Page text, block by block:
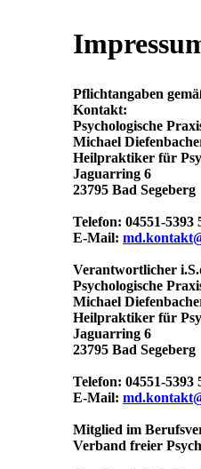
Pflichtangaben
Kontakt:
Psychologische
Michael
Heilpraktiker für
Jaguarring 6
23795 Bad Segeberg
Telefon: 04551-5393
E-Mail:
Verantwortlicher
Psychologische
Michael
Heilpraktiker für
Jaguarring 6
23795 Bad Segeberg
Telefon: 04551-5393
E-Mail:
Mitglied im
Verband freier